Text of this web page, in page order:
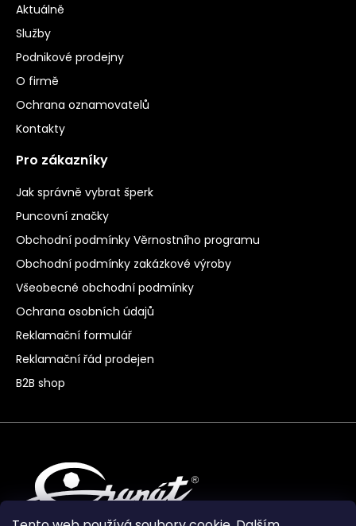
Aktuálně
Služby
Podnikové prodejny
O firmě
Ochrana oznamovatelů
Kontakty
Pro zákazníky
Jak správně vybrat šperk
Puncovní značky
Obchodní podmínky Věrnostního programu
Obchodní podmínky zakázkové výroby
Všeobecné obchodní podmínky
Ochrana osobních údajů
Reklamační formulář
Reklamační řád prodejen
B2B shop